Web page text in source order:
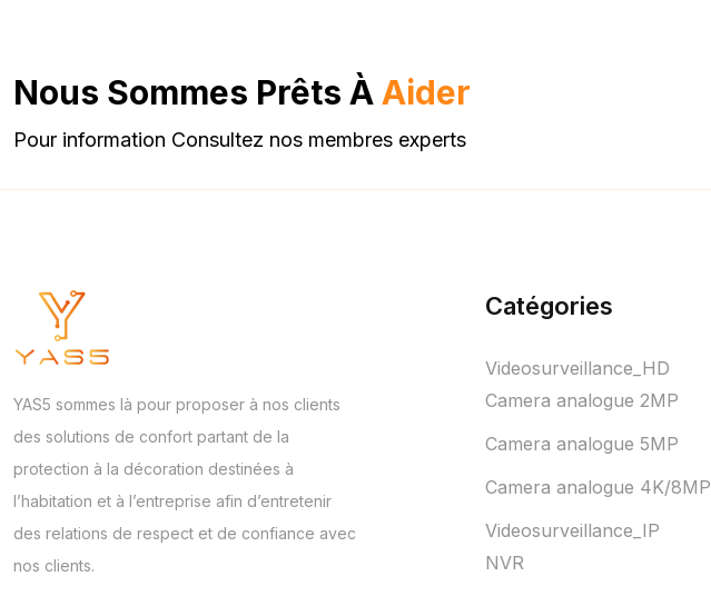
Nous Sommes Prêts ÀAider
Pour information Consultez nos membres experts
YAS5 sommes là pour proposer à nos clients
des solutions de confort partant de la
protection à la décoration destinées à
l’habitation et à l’entreprise afin d’entretenir
des relations de respect et de confiance avec
nos clients.
Catégories
Videosurveillance_HD
Camera analogue 2MP
Camera analogue 5MP
Camera analogue 4K/8MP
Videosurveillance_IP
NVR